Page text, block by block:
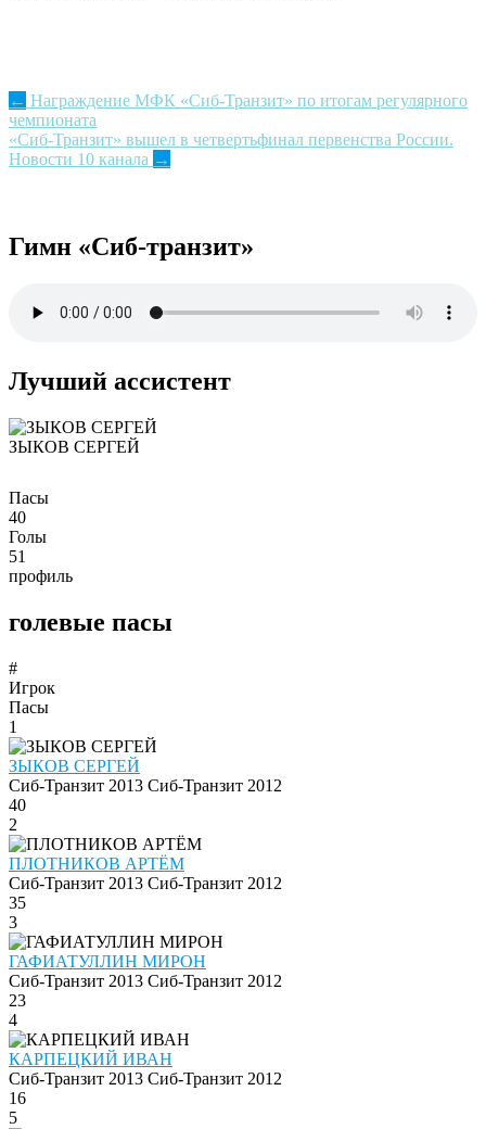
Post
navigation
← Награждение МФК «Сиб-Транзит» по итогам регулярного
чемпионата
«Сиб-Транзит» вышел в четвертьфинал первенства России.
Новости 10 канала →
Гимн «Сиб-транзит»
Лучший ассистент
ЗЫКОВ СЕРГЕЙ
Пасы
40
Голы
51
профиль
голевые пасы
#
Игрок
Пасы
1
ЗЫКОВ СЕРГЕЙ
Сиб-Транзит 2013 Сиб-Транзит 2012
40
2
ПЛОТНИКОВ АРТЁМ
Сиб-Транзит 2013 Сиб-Транзит 2012
35
3
ГАФИАТУЛЛИН МИРОН
Сиб-Транзит 2013 Сиб-Транзит 2012
23
4
КАРПЕЦКИЙ ИВАН
Сиб-Транзит 2013 Сиб-Транзит 2012
16
5